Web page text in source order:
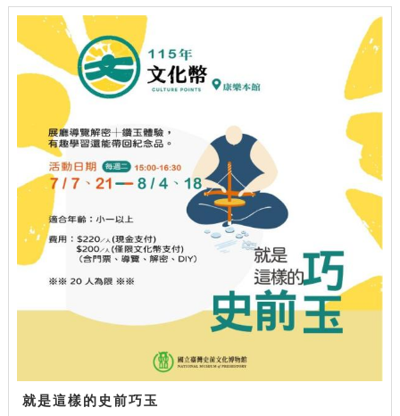
就是這樣的史前巧玉